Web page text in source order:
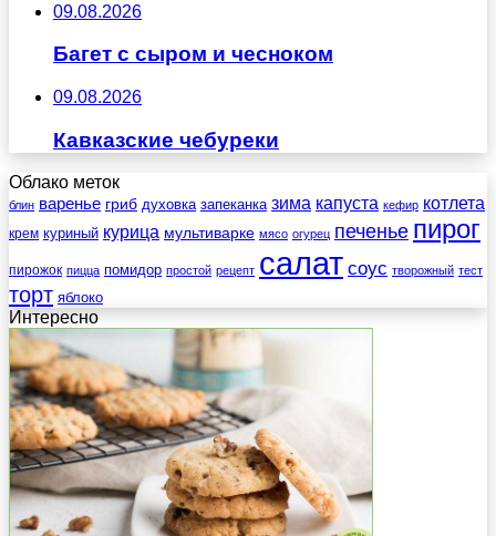
09.08.2026
Багет с сыром и чесноком
09.08.2026
Кавказские чебуреки
Облако меток
блин варенье гриб духовка запеканка зима капуста кефир котлета
крем куриный курица мультиварке мясо огурец печенье пирог
пирожок пицца помидор простой рецепт салат соус творожный тест
торт яблоко
Интересно